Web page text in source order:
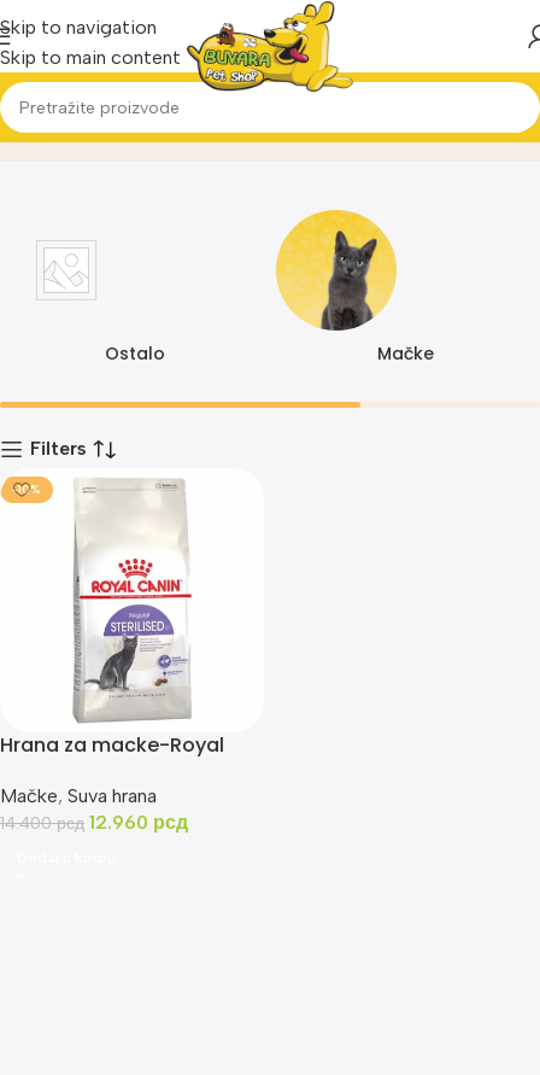
Skip to navigation
Skip to main content
0683Home Proizvod
Ostalo Mačke
Filters
-10%
Hrana za macke-Royal
Mačke, Suva hrana
14.400рсд 12.960 рсд